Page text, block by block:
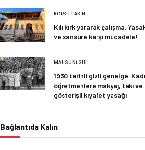
KORKUT AKIN
Kılı kırk yararak çalışma:
ve sansüre karşı mücadele!
MAHSUNI GÜL
1930 tarihli gizli genelge:
öğretmenlere makyaj, takı ve
gösterişli kıyafet yasağı
Bağlantıda Kalın